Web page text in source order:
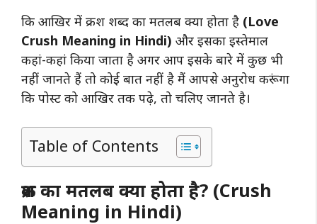
कि आखिर में क्रश शब्द का मतलब क्या होता है (Love
Crush Meaning in Hindi) और इसका इस्तेमाल
कहां-कहां किया जाता है अगर आप इसके बारे में कुछ भी
नहीं जानते हैं तो कोई बात नहीं है मैं आपसे अनुरोध करूंगा
कि पोस्ट को आखिर तक पढ़े, तो चलिए जानते है।
Table of Contents
क्रश का मतलब क्या होता है? (Crush
Meaning in Hindi)